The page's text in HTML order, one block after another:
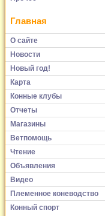
Главная
О сайте
Новости
Новый год!
Карта
Конные клубы
Отчеты
Магазины
Ветпомощь
Чтение
Объявления
Видео
Племенное коневодство
Конный спорт